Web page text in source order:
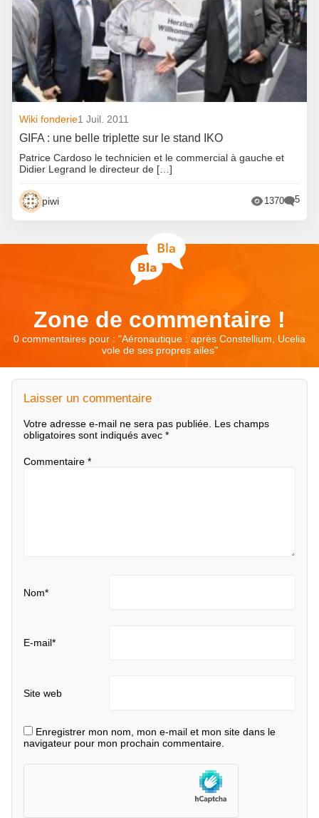
Wiki fonderie1 Juil. 2011
GIFA : une belle triplette sur le stand IKO
Patrice Cardoso le technicien et le commercial à gauche et
Didier Legrand le directeur de […]
piwi 1370 5
Zone de commentaire !
0 commentaires pour : "Aéronautique : après Constellium, Ucelia
vole de ses propres ailes"
Laisser un commentaire
Votre adresse e-mail ne sera pas publiée. Les champs
obligatoires sont indiqués avec *
Commentaire *
Nom*
E-mail*
Site web
Enregistrer mon nom, mon e-mail et mon site dans le
navigateur pour mon prochain commentaire.